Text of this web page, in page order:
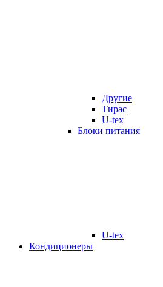
Другие
Тирас
U-tex
Блоки питания
U-tex
Кондиционеры